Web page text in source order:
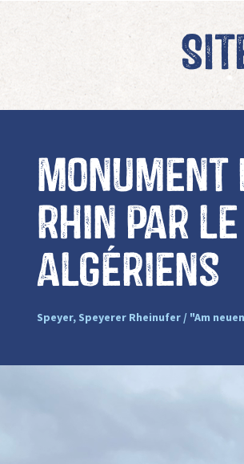
Rhin par
algériens
Speyer, Speyerer Rheinufer / "Am